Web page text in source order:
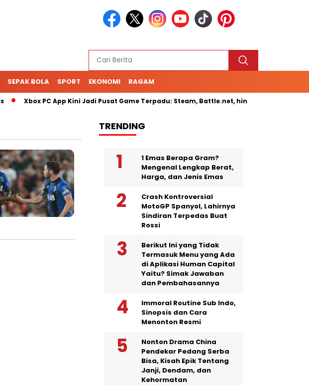
SEPAK BOLA SPORT EKONOMI RAGAM
Xbox PC App Kini Jadi Pusat Game Terpadu: Steam, Battle.net, hingga Cloud Gaming
TRENDING
1 Emas Berapa Gram?
Mengenal Lengkap Berat,
Harga, dan Jenis Emas
Crash Kontroversial
MotoGP Spanyol, Lahirnya
Sindiran Terpedas Buat
Rossi
Berikut Ini yang Tidak
Termasuk Menu yang Ada
di Aplikasi Human Capital
Yaitu? Simak Jawaban
dan Pembahasannya
Immoral Routine Sub Indo,
Sinopsis dan Cara
Menonton Resmi
Nonton Drama China
Pendekar Pedang Serba
Bisa, Kisah Epik Tentang
Janji, Dendam, dan
Kehormatan